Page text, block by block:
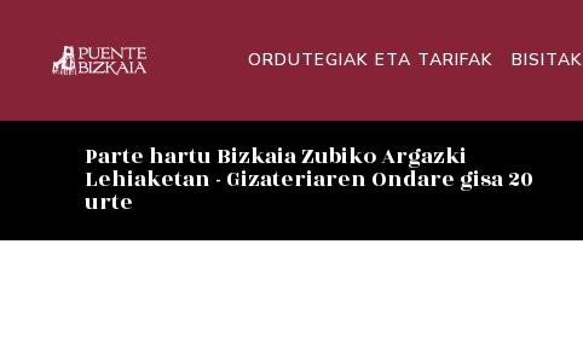
ORDUTEGIAK ETA TARIFAK BISITAK
Parte hartu Bizkaia Zubiko Argazki
Lehiaketan - Gizateriaren Ondare gisa 20
urte